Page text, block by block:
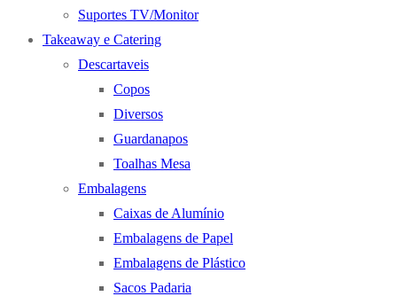
Suportes TV/Monitor
Takeaway e Catering
Descartaveis
Copos
Diversos
Guardanapos
Toalhas Mesa
Embalagens
Caixas de Alumínio
Embalagens de Papel
Embalagens de Plástico
Sacos Padaria